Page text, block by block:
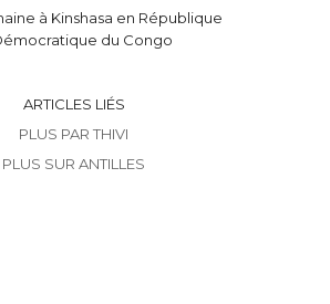
à Kinshasa en République
du Congo
ARTICLES LIÉS
PLUS PAR THIVI
PLUS SUR ANTILLES